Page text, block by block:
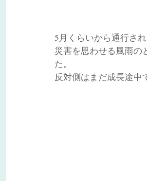
5月くらいから通行さ
災害を思わせる風雨の
た。
反対側はまだ成長途中